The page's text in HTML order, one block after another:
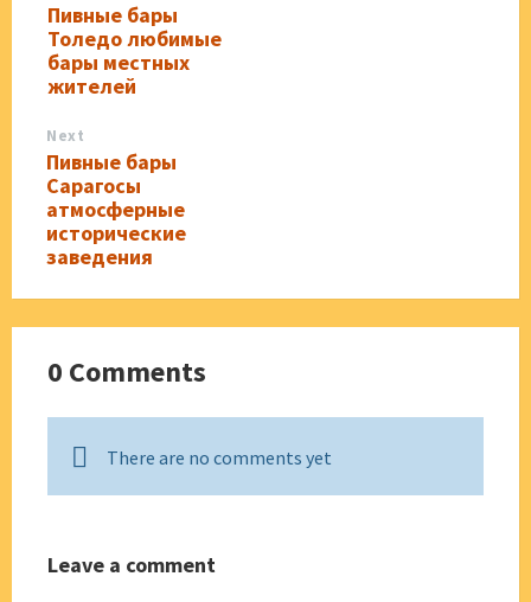
Пивные бары
Толедо любимые
бары местных
жителей
Next
Пивные бары
Сарагосы
атмосферные
исторические
заведения
0 Comments
There are no comments yet
Leave a comment